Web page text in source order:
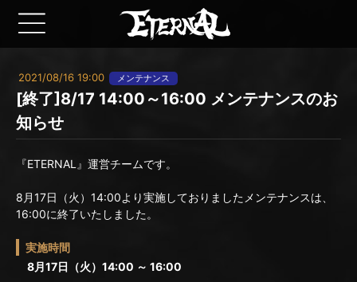
2021/08/16 19:00 メンテナンス
[終了]8/17 14:00～16:00 メンテナンスのお
知らせ
『ETERNAL』運営チームです。
8月17日（火）14:00より実施しておりましたメンテナンスは、
16:00に終了いたしました。
実施時間
8月17日（火）14:00 ～ 16:00